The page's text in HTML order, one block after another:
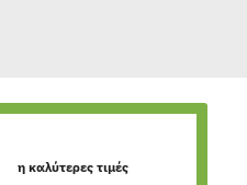
η καλύτερες τιμές